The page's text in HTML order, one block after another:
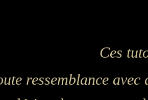
Ces
ressemblance